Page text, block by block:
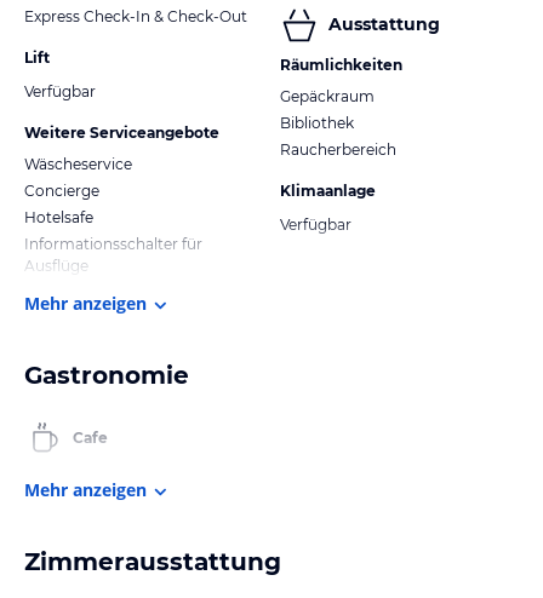
Express Check-In & Check-Out
Lift
Verfügbar
Weitere Serviceangebote
Wäscheservice
Concierge
Hotelsafe
Informationsschalter für
Ausflüge
Ausstattung
Räumlichkeiten
Gepäckraum
Bibliothek
Raucherbereich
Klimaanlage
Verfügbar
Mehr anzeigen
Gastronomie
Cafe
Mehr anzeigen
Zimmerausstattung